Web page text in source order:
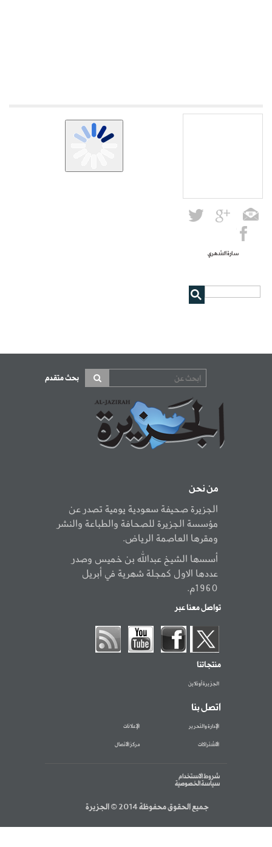
سارة الشهري
بحث متقدم
من نحن
الجزيرة صحيفة سعودية يومية تصدر عن
مؤسسة الجزيرة للصحافة والطباعة والنشر
ومقرها العاصمة الرياض.
أسسها الشيخ عبدالله بن خميس وصدر
عددها الاول كمجلة شهرية في أبريل
1960م.
تواصل معنا عبر
منتجاتنا
الجزيرة أونلاين
اتصل بنا
الإدارة والتحرير الإعلانات
الاشتراكات مركز الاتصال
شروط الاستخدام
سياسة الخصوصية
جميع الحقوق محفوظة 2014 © الجزيرة